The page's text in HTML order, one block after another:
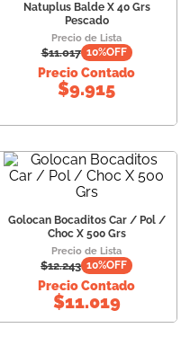
Natuplus Balde X 40 Grs
Pescado
Precio de Lista
$11.017 10%OFF
Precio Contado
$9.915
Golocan Bocaditos Car / Pol /
Choc X 500 Grs
Precio de Lista
$12.243 10%OFF
Precio Contado
$11.019